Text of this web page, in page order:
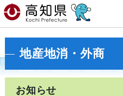
地産地消・外商
お知らせ